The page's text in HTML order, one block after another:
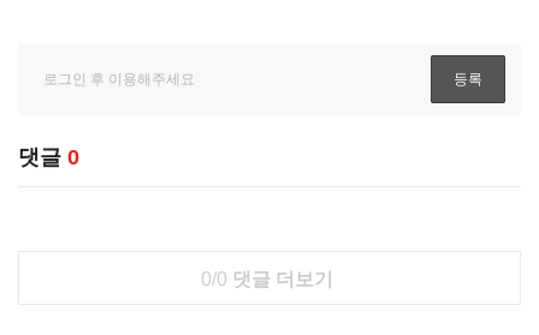
댓글 0
0/0 댓글 더보기